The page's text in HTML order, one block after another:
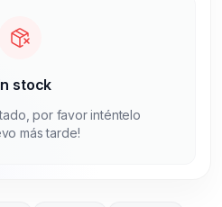
stock
por favor inténtelo
más tarde!